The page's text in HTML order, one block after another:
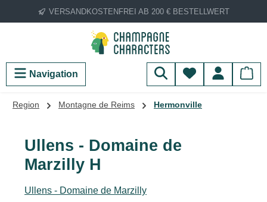
Zum Hauptinhalt springen
VERSANDKOSTENFREI AB 200 € BESTELLWERT
Navigation Du hast 0
Region Montagne de Reims Hermonville
Ullens - Domaine de
Marzilly H
Ullens - Domaine de Marzilly